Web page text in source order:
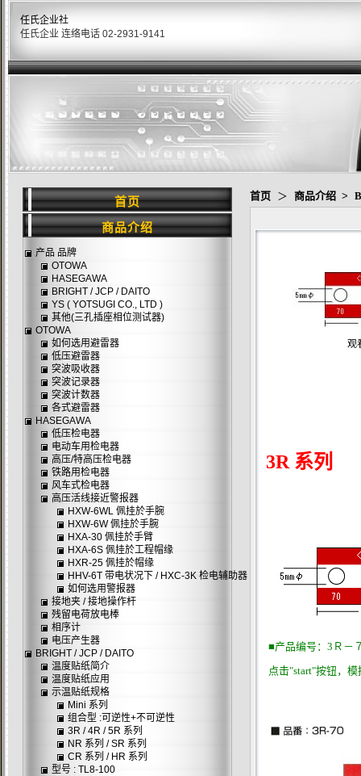
任氏企业社
任氏企业 连络电话 02-2931-9141
首页 ＞ 商品介绍 >
观
3R 系列
■产品编号：3Ｒ－
点击"start"按钮，
首页
商品介绍
产品 品牌
OTOWA
HASEGAWA
BRIGHT / JCP / DAITO
YS ( YOTSUGI CO., LTD )
其他(三孔插座相位测试器)
OTOWA
如何选用避雷器
低压避雷器
突波吸收器
突波记录器
突波计数器
各式避雷器
HASEGAWA
低压检电器
电动车用检电器
高压/特高压检电器
铁路用检电器
风车式检电器
高压活线接近警报器
HXW-6WL 佩挂於手腕
HXW-6W 佩挂於手腕
HXA-30 佩挂於手臂
HXA-6S 佩挂於工程帽缘
HXR-25 佩挂於帽缘
HHV-6T 带电状况下 / HXC-3K 检电辅助器
如何选用警报器
接地夹 / 接地操作杆
残留电荷放电棒
相序计
电压产生器
BRIGHT / JCP / DAITO
温度贴纸简介
温度贴纸应用
示温贴纸规格
Mini 系列
组合型 :可逆性+不可逆性
3R / 4R / 5R 系列
NR 系列 / SR 系列
CR 系列 / HR 系列
型号 : TL8-100